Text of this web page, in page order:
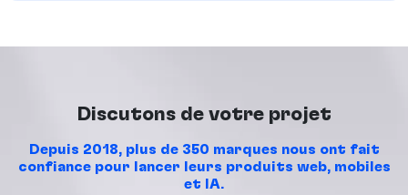
Discutons de votre projet
Depuis 2018, plus de 350 marques nous ont fait
confiance pour lancer leurs produits web, mobiles
et IA.